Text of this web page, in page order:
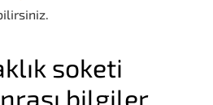
soketi
bilgiler